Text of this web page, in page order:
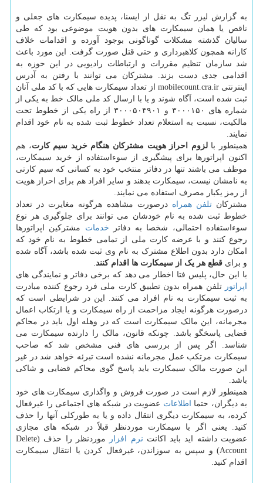
به گزارش لیزر تگ به نقل از ایسنا، پدیده سیمکارت های جعلی و
ناقص یا همان سیمکارت های بدون هویت موضوعی بود که طی
سالیان گذشته مشکلات گوناگونی بوجود آورده و اقدامات خلاف
کارانه همچون کلاهبرداری و حتی قتل صورت گرفت. این مورد باعث
شد سازمان تنظیم مقررات و ارتباطات رادیویی در این حوزه به
اقدامی جدی دست بزند. مشترکان می توانند با رفتن به آدرس
اینترنتی mobilecount.cra.ir از تعداد سیمکارت هایی که با کد ملی آنان
ثبت شده است، آگاه شوند و یا با ارسال کد ملی مالک خط به یکی از
شماره های ۳۰۰۰۱۵۰ و ۳۰۰۰۵۰۴۹۰۱ از راه یکی از خطوط تحت
مالکیت، نسبت به استعلام تعداد خطوط ثبت شده به نام خود اقدام
نمایند.
همینطور بالزوم احراز هویت مشترکان هنگام خرید سیم کارت، هم
اکنون اپراتورها برای پیشگیری از سوءاستفاده از خرید سیمکارت،
موظف می باشند تنها در دفاتر منتخب خود به کسانی که سیم کارتی
به نامشان نیست، سیمکارت بدهند و سایر افراد هم برای احراز هویت
از رمز یکبار مصرف استفاده می نمایند.
مشترکانتلفن همراه درصورت مشاهده هرگونه مغایرت در تعداد
خطوط ثبت شده به نام خودشان می توانند برای جلوگیری هر نوع
سوءاستفاده احتمالی، شخصا به دفاتر خدمات مشترکین اپراتورها
رجوع کنند و با عرضه کارت ملی از تمامی خطوط به نام خود که
امکان دارد بدون اطلاع مشترک به نام وی ثبت شده باشد، آگاه شده
و برای قطع هر یک از سیمکارت ها اقدام کنند
با این حال، پلیس فتا اخطار می دهد که برخی دفاتر و نمایندگی های
اپراتور تلفن همراه بدون تطبیق کارت ملی فرد رجوع کننده مبادرت
به ثبت سیمکارت به نام افراد می کنند. این در شرایطی است که
درصورت هرگونه ایجاد مزاحمت از راه سیمکارت و یا ارتکاب اعمال
مجرمانه، این مالک سیمکارت است که در وهله اول باید در محاکم
قضایی پاسخگو باشد. چونکه قانون، مالک را دارنده سیمکارت می
شناسد. اگر پس از بررسی های فنی مشخص شد که صاحب
سیمکارت مرتکب عمل مجرمانه نشده است تبرئه خواهد شد در غیر
این صورت مالک سیمکارت باید پاسخ گوی محاکم قضایی و شاکی
باشد.
همینطور لازم است در صورت فروش و واگذاری سیمکارت های خود
به دیگران، حتما اطلاعات عضویت در شبکه های اجتماعی را غیرفعال
کرده، به سیمکارت دیگری انتقال داده و یا به طورکلی آنها را حذف
کنید. یعنی اگر با سیمکارت موردنظر قبلاً در شبکه های مجازی
عضویت داشته اید باید اکانت نرم افزار
موردنظر را حذف (Delete
Account) و سپس به سوزاندن، غیرفعال کردن یا انتقال سیمکارت
اقدام کنید.